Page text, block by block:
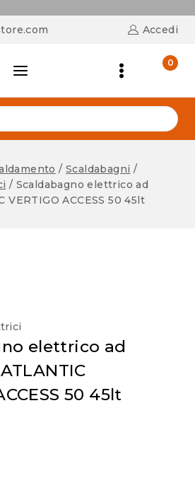
Accedi
0
/ Scaldabagni /
/ Scaldabagno elettrico ad
VERTIGO ACCESS 50 45lt
elettrico ad
50 45lt